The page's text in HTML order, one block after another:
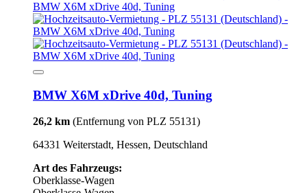
BMW X6M xDrive 40d, Tuning
26,2 km (Entfernung von PLZ 55131)
64331 Weiterstadt, Hessen, Deutschland
Art des Fahrzeugs:
Oberklasse-Wagen